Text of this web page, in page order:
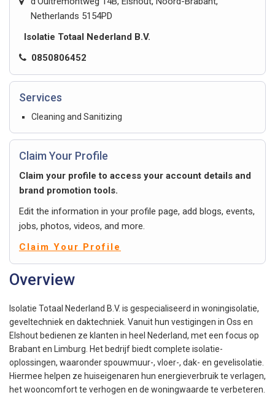
Netherlands 5154PD
Isolatie Totaal Nederland B.V.
0850806452
Services
Cleaning and Sanitizing
Claim Your Profile
Claim your profile to access your account details and
brand promotion tools.
Edit the information in your profile page, add blogs, events,
jobs, photos, videos, and more.
Claim Your Profile
Overview
Isolatie Totaal Nederland B.V. is gespecialiseerd in woningisolatie,
geveltechniek en daktechniek. Vanuit hun vestigingen in Oss en
Elshout bedienen ze klanten in heel Nederland, met een focus op
Brabant en Limburg. Het bedrijf biedt complete isolatie-
oplossingen, waaronder spouwmuur-, vloer-, dak- en gevelisolatie.
Hiermee helpen ze huiseigenaren hun energieverbruik te verlagen,
het wooncomfort te verhogen en de woningwaarde te verbeteren.